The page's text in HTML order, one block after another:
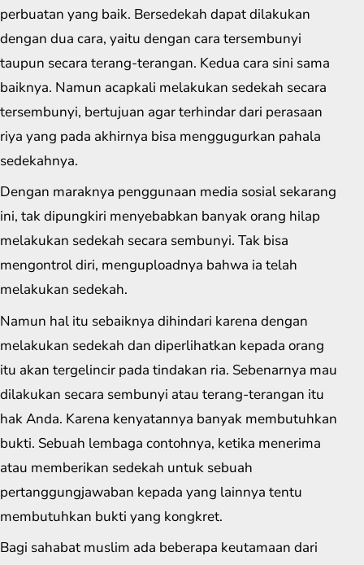
perbuatan yang baik. Bersedekah dapat dilakukan
dengan dua cara, yaitu dengan cara tersembunyi
taupun secara terang-terangan. Kedua cara sini sama
baiknya. Namun acapkali melakukan sedekah secara
tersembunyi, bertujuan agar terhindar dari perasaan
riya yang pada akhirnya bisa menggugurkan pahala
sedekahnya.
Dengan maraknya penggunaan media sosial sekarang
ini, tak dipungkiri menyebabkan banyak orang hilap
melakukan sedekah secara sembunyi. Tak bisa
mengontrol diri, menguploadnya bahwa ia telah
melakukan sedekah.
Namun hal itu sebaiknya dihindari karena dengan
melakukan sedekah dan diperlihatkan kepada orang
itu akan tergelincir pada tindakan ria. Sebenarnya mau
dilakukan secara sembunyi atau terang-terangan itu
hak Anda. Karena kenyatannya banyak membutuhkan
bukti. Sebuah lembaga contohnya, ketika menerima
atau memberikan sedekah untuk sebuah
pertanggungjawaban kepada yang lainnya tentu
membutuhkan bukti yang kongkret.
Bagi sahabat muslim ada beberapa keutamaan dari